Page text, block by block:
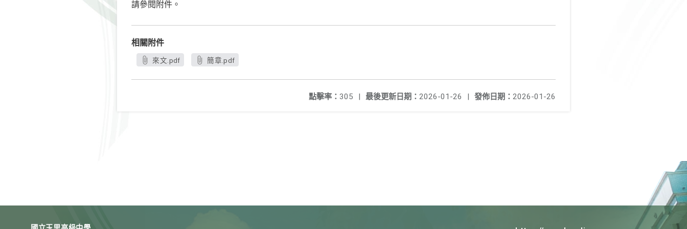
請參閱附件。
相關附件
來文.pdf 簡章.pdf
發佈日期： 2026-01-26
最後更新日期： 2026-01-26 |
點擊率： 305 |